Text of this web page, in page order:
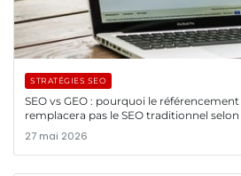
STRATÉGIES SEO
SEO vs GEO : pourquoi le
remplacera pas le SEO traditionnel
27 mai 2026